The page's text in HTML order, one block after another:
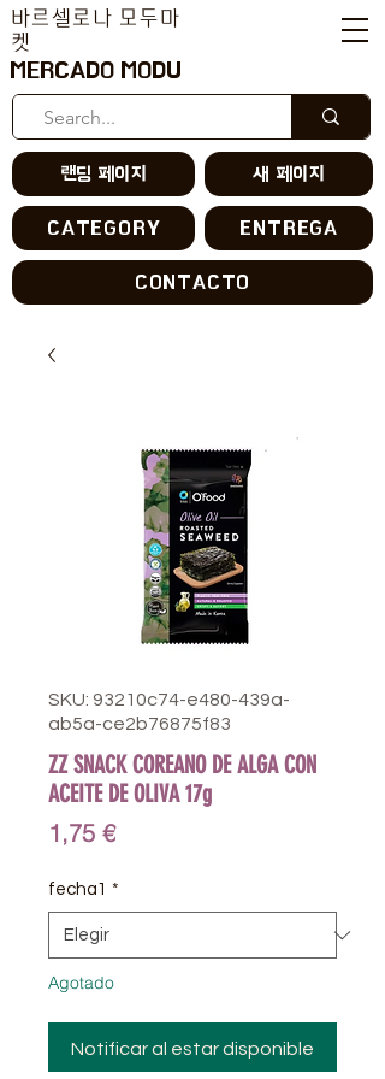
MERCADO MODU
바르셀로나 모두마
켓
랜딩 페이지 새 페이지
CATEGORY ENTREGA
CONTACTO
SKU: 93210c74-e480-439a-
ab5a-ce2b76875f83
ZZ SNACK COREANO DE ALGA CON
ACEITE DE OLIVA 17g
1,75 €Precio
fecha1 *
Agotado
Notificar al estar disponible